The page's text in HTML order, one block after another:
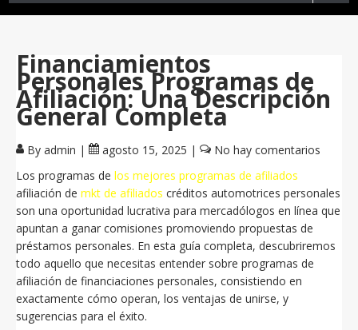
Financiamientos
Personales Programas de
Afiliación: Una Descripción
General Completa
By admin | agosto 15, 2025 |
No hay comentarios
Los programas de los mejores programas de afiliados
afiliación de mkt de afiliados créditos automotrices personales
son una oportunidad lucrativa para mercadólogos en línea que
apuntan a ganar comisiones promoviendo propuestas de
préstamos personales. En esta guía completa, descubriremos
todo aquello que necesitas entender sobre programas de
afiliación de financiaciones personales, consistiendo en
exactamente cómo operan, los ventajas de unirse, y
sugerencias para el éxito.